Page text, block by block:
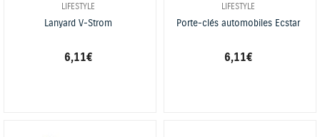
LIFESTYLE
Lanyard V-Strom
6,11 €
LIFESTYLE
Porte-clés automobiles Ecstar
6,11 €